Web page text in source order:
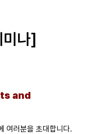
나]
and
여러분을 초대합니다.